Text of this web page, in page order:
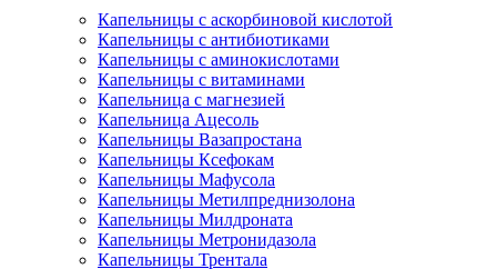
Капельницы с аскорбиновой кислотой
Капельницы с антибиотиками
Капельницы с аминокислотами
Капельницы с витаминами
Капельница с магнезией
Капельница Ацесоль
Капельницы Вазапростана
Капельницы Ксефокам
Капельницы Мафусола
Капельницы Метилпреднизолона
Капельницы Милдроната
Капельницы Метронидазола
Капельницы Трентала